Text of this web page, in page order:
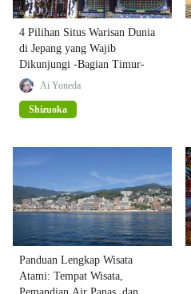
4 Pilihan Situs Warisan Dunia
di Jepang yang Wajib
Dikunjungi -Bagian Timur-
Ai Yoneda
Shizuoka
Panduan Lengkap Wisata
Atami: Tempat Wisata,